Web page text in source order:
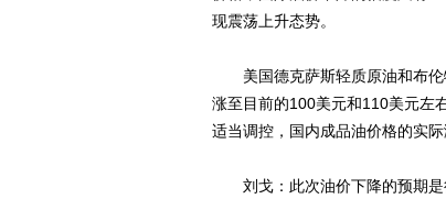
现震荡上升态势。
美国德克萨斯轻质原油和布伦
涨至目前的100美元和110美元左
适当调控，国内成品油价格的实
刘戈：此次油价下降的预期是